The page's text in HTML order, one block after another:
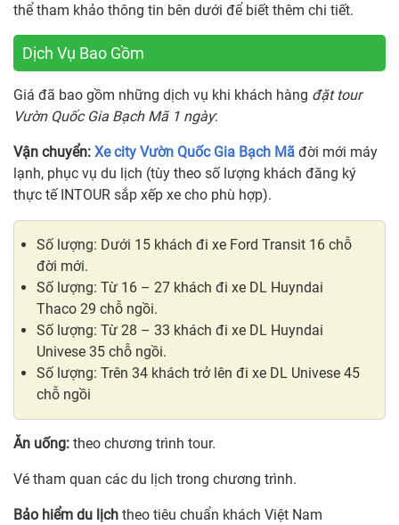
thể tham khảo thông tin bên dưới để biết thêm chi tiết.
Dịch Vụ Bao Gồm
Giá đã bao gồm những dịch vụ khi khách hàng đặt tour
Vườn Quốc Gia Bạch Mã 1 ngày:
Vận chuyển: Xe city Vườn Quốc Gia Bạch Mã đời mới máy
lạnh, phục vụ du lịch (tùy theo số lượng khách đăng ký
thực tế INTOUR sắp xếp xe cho phù hợp).
Số lượng: Dưới 15 khách đi xe Ford Transit 16 chỗ
đời mới.
Số lượng: Từ 16 – 27 khách đi xe DL Huyndai
Thaco 29 chỗ ngồi.
Số lượng: Từ 28 – 33 khách đi xe DL Huyndai
Univese 35 chỗ ngồi.
Số lượng: Trên 34 khách trở lên đi xe DL Univese 45
chỗ ngồi
Ăn uống: theo chương trình tour.
Vé tham quan các du lịch trong chương trình.
Bảo hiểm du lịch theo tiêu chuẩn khách Việt Nam